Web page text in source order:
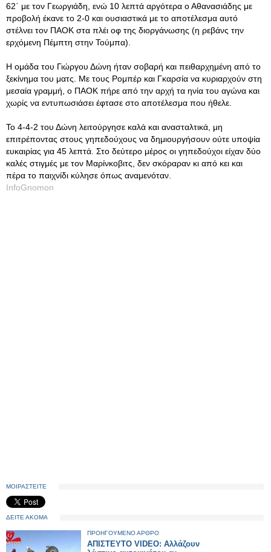
62΄ με τον Γεωργιάδη, ενώ 10 λεπτά αργότερα ο Αθανασιάδης με
προβολή έκανε το 2-0 και ουσιαστικά με το αποτέλεσμα αυτό
στέλνει τον ΠΑΟΚ στα πλέι οφ της διοργάνωσης (η ρεβάνς την
ερχόμενη Πέμπτη στην Τούμπα).
Η ομάδα του Γιώργου Δώνη ήταν σοβαρή και πειθαρχημένη από το
ξεκίνημα του ματς. Με τους Ρομπέρ και Γκαρσία να κυριαρχούν στη
μεσαία γραμμή, ο ΠΑΟΚ πήρε από την αρχή τα ηνία του αγώνα και
χωρίς να εντυπωσιάσει έφτασε στο αποτέλεσμα που ήθελε.
Το 4-4-2 του Δώνη λειτούργησε καλά και ανασταλτικά, μη
επιτρέποντας στους γηπεδούχους να δημιουργήσουν ούτε υποψία
ευκαιρίας για 45 λεπτά. Στο δεύτερο μέρος οι γηπεδούχοι είχαν δύο
καλές στιγμές με τον Μαρίνκοβιτς, δεν σκόραραν κι από κει και
πέρα το παιχνίδι κύλησε όπως αναμενόταν.
InfoGnomon
ΜΟΙΡΑΣΤΕΙΤΕ
ΔΕΙΤΕ ΑΚΟΜΑ
ΠΡΟΗΓΟΥΜΕΝΟ ΑΡΘΡΟ
ΑΠΙΣΤΕΥΤΟ VIDEO: Αλλάζουν